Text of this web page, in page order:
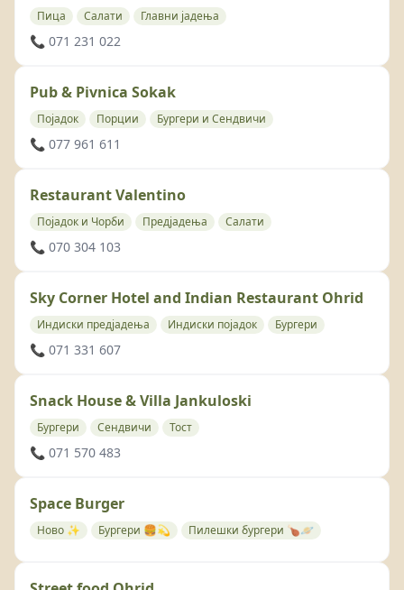
Пица Салати Главни јадења
📞 071 231 022
Pub & Pivnica Sokak
Појадок Порции Бургери и Сендвичи
📞 077 961 611
Restaurant Valentino
Појадок и Чорби Предјадења Салати
📞 070 304 103
Sky Corner Hotel and Indian Restaurant Ohrid
Индиски предјадења Индиски појадок Бургери
📞 071 331 607
Snack House & Villa Jankuloski
Бургери Сендвичи Тост
📞 071 570 483
Space Burger
Ново ✨ Бургери 🍔💫 Пилешки бургери 🍗🪐